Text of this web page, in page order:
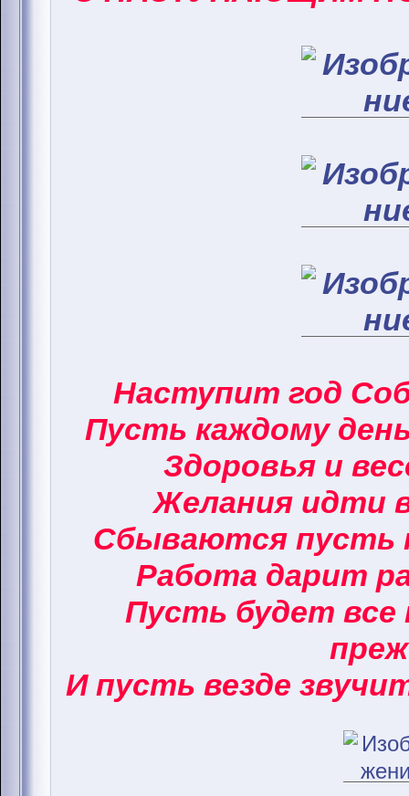
Наступит год
Пусть каждому
Здоровья и
Желания идти
Сбываются пусть
Работа дарит
Пусть будет все
И пусть везде